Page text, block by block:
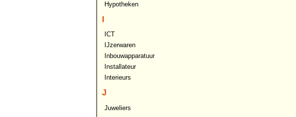
Hypotheken
I
ICT
IJzerwaren
Inbouwapparatuur
Installateur
Interieurs
J
Juweliers